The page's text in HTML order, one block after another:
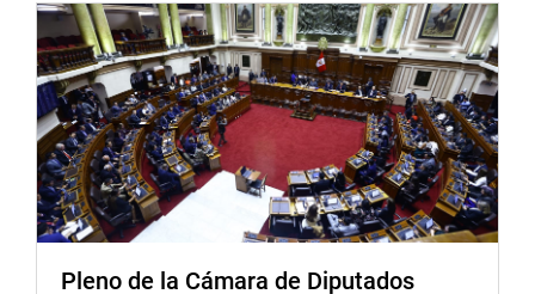
Al respecto, la representante de Devida pidió
creatividad a los productores, que busquen mercados en
el extranjero y acudan a los sectores interesados, a crecer
y demostrar que también se puede hacer dinero
cosechando café y por la vía legal.
Según Codevraem, cada tres meses se realizan
reuniones con representantes de todos los ministerios y
Pleno de la Cámara de Diputados